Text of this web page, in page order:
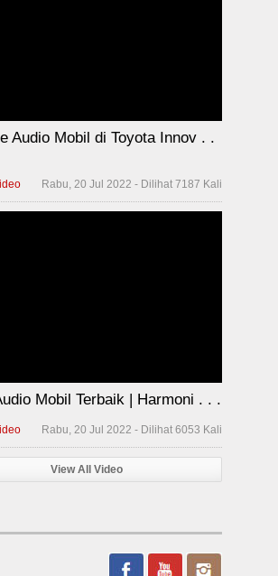
Audio Mobil di Toyota Innov . .
Rabu, 20 Jul 2022 - Dilihat 7187 Kali
Mobil Terbaik | Harmoni . . .
Rabu, 20 Jul 2022 - Dilihat 6053 Kali
View All Video